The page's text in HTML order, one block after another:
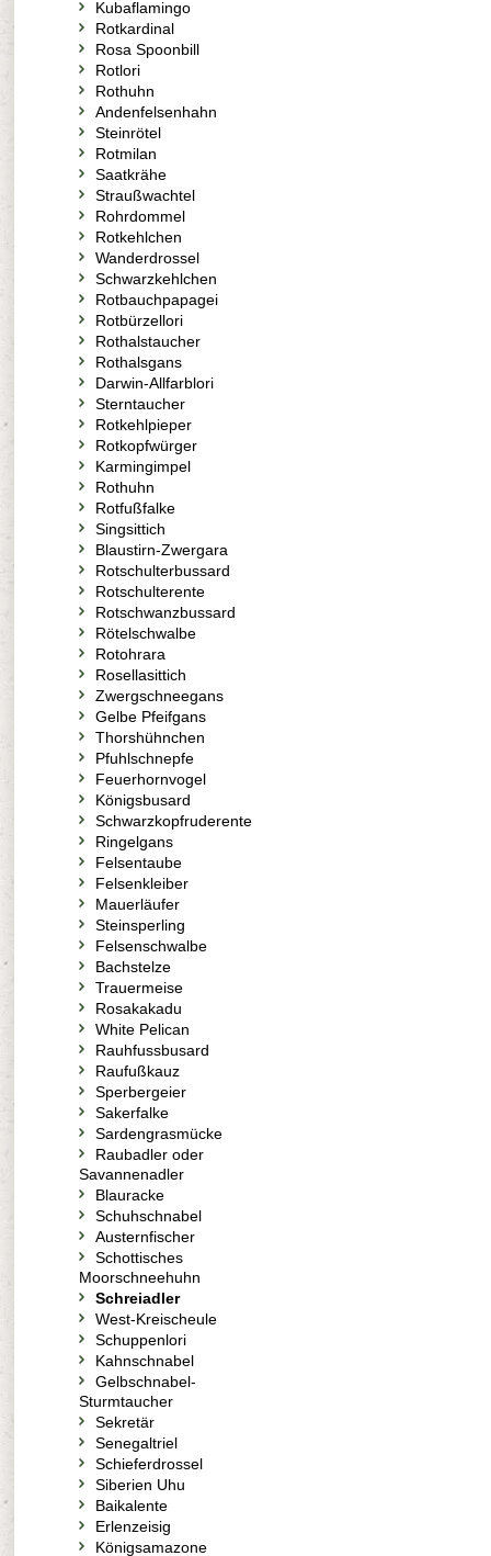
Kubaflamingo
Rotkardinal
Rosa Spoonbill
Rotlori
Rothuhn
Andenfelsenhahn
Steinrötel
Rotmilan
Saatkrähe
Straußwachtel
Rohrdommel
Rotkehlchen
Wanderdrossel
Schwarzkehlchen
Rotbauchpapagei
Rotbürzellori
Rothalstaucher
Rothalsgans
Darwin-Allfarblori
Sterntaucher
Rotkehlpieper
Rotkopfwürger
Karmingimpel
Rothuhn
Rotfußfalke
Singsittich
Blaustirn-Zwergara
Rotschulterbussard
Rotschulterente
Rotschwanzbussard
Rötelschwalbe
Rotohrara
Rosellasittich
Zwergschneegans
Gelbe Pfeifgans
Thorshühnchen
Pfuhlschnepfe
Feuerhornvogel
Königsbusard
Schwarzkopfruderente
Ringelgans
Felsentaube
Felsenkleiber
Mauerläufer
Steinsperling
Felsenschwalbe
Bachstelze
Trauermeise
Rosakakadu
White Pelican
Rauhfussbusard
Raufußkauz
Sperbergeier
Sakerfalke
Sardengrasmücke
Raubadler oder
Savannenadler
Blauracke
Schuhschnabel
Austernfischer
Schottisches
Moorschneehuhn
Schreiadler
West-Kreischeule
Schuppenlori
Kahnschnabel
Gelbschnabel-
Sturmtaucher
Sekretär
Senegaltriel
Schieferdrossel
Siberien Uhu
Baikalente
Erlenzeisig
Königsamazone